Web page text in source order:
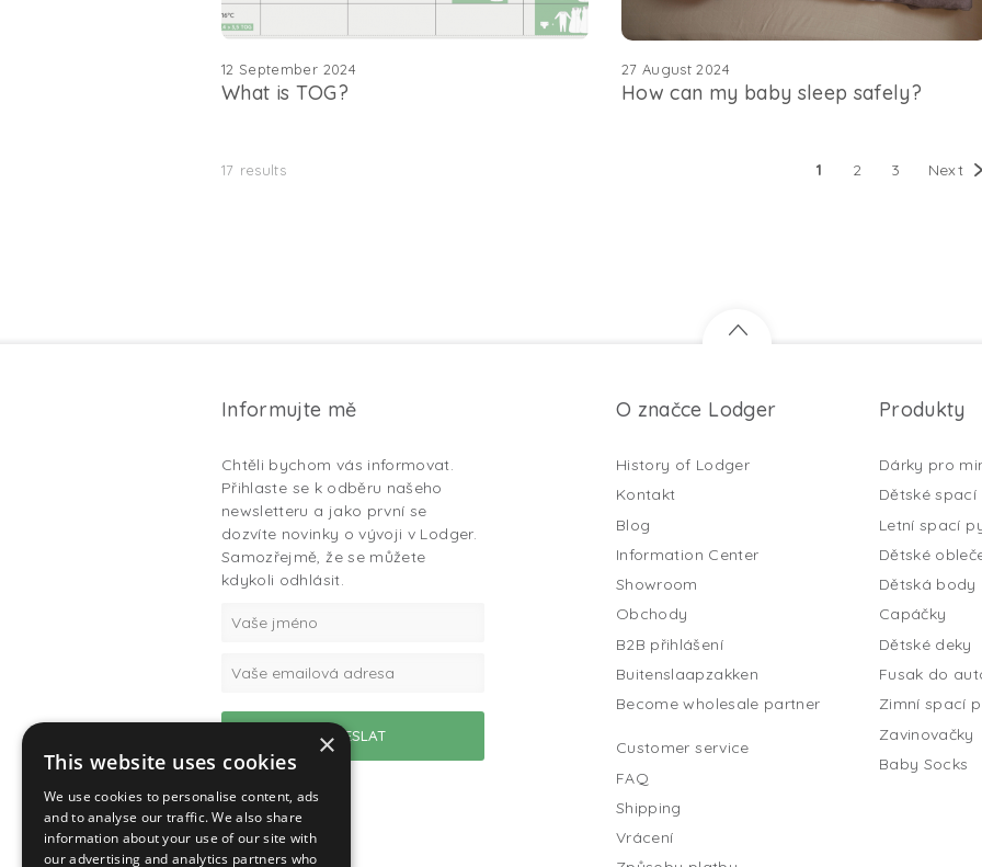
12 September 2024
What is TOG?
27 August 2024
How can my baby sleep safely?
17 results 1 2 3 Next
Informujte mě
Chtěli bychom vás informovat.
Přihlaste se k odběru našeho
newsletteru a jako první se
dozvíte novinky o vývoji v Lodger.
Samozřejmě, že se můžete
kdykoli odhlásit.
O značce Lodger
History of Lodger
Kontakt
Blog
Information Center
Showroom
Obchody
B2B přihlášení
Buitenslaapzakken
Become wholesale partner
Customer service
FAQ
Shipping
Vrácení
Produkty
Dárky pro
Dětské
Letní spací
Dětské
Dětská body
Capáčky
Dětské deky
Fusak do
Zimní spací
Zavinovačky
Baby Socks
×
This website uses cookies
We use cookies to personalise content, ads
and to analyse our traffic. We also share
information about your use of our site with
our advertising and analytics partners who